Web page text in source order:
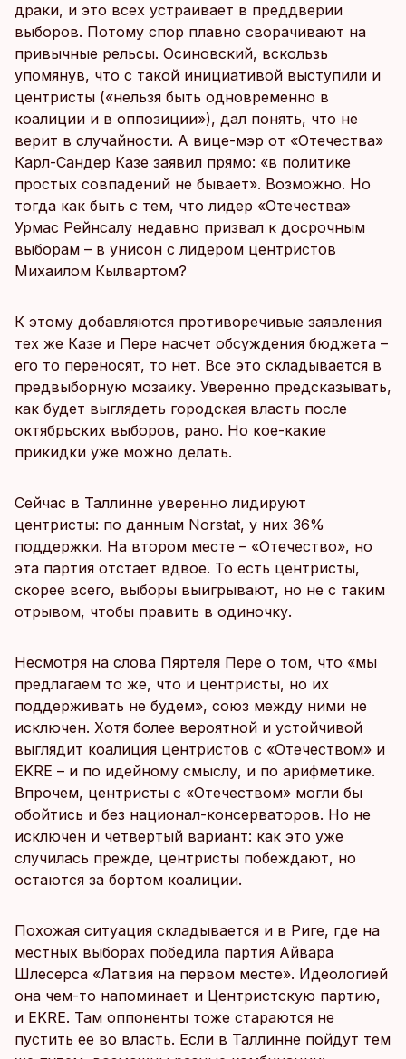
драки, и это всех устраивает в преддверии
выборов. Потому спор плавно сворачивают на
привычные рельсы. Осиновский, вскользь
упомянув, что с такой инициативой выступили и
центристы («нельзя быть одновременно в
коалиции и в оппозиции»), дал понять, что не
верит в случайности. А вице-мэр от «Отечества»
Карл-Сандер Казе заявил прямо: «в политике
простых совпадений не бывает». Возможно. Но
тогда как быть с тем, что лидер «Отечества»
Урмас Рейнсалу недавно призвал к досрочным
выборам – в унисон с лидером центристов
Михаилом Кылвартом?
К этому добавляются противоречивые заявления
тех же Казе и Пере насчет обсуждения бюджета –
его то переносят, то нет. Все это складывается в
предвыборную мозаику. Уверенно предсказывать,
как будет выглядеть городская власть после
октябрьских выборов, рано. Но кое-какие
прикидки уже можно делать.
Сейчас в Таллинне уверенно лидируют
центристы: по данным Norstat, у них 36%
поддержки. На втором месте – «Отечество», но
эта партия отстает вдвое. То есть центристы,
скорее всего, выборы выигрывают, но не с таким
отрывом, чтобы править в одиночку.
Несмотря на слова Пяртеля Пере о том, что «мы
предлагаем то же, что и центристы, но их
поддерживать не будем», союз между ними не
исключен. Хотя более вероятной и устойчивой
выглядит коалиция центристов с «Отечеством» и
EKRE – и по идейному смыслу, и по арифметике.
Впрочем, центристы с «Отечеством» могли бы
обойтись и без национал-консерваторов. Но не
исключен и четвертый вариант: как это уже
случилась прежде, центристы побеждают, но
остаются за бортом коалиции.
Похожая ситуация складывается и в Риге, где на
местных выборах победила партия Айвара
Шлесерса «Латвия на первом месте». Идеологией
она чем-то напоминает и Центристскую партию,
и EKRE. Там оппоненты тоже стараются не
пустить ее во власть. Если в Таллинне пойдут тем